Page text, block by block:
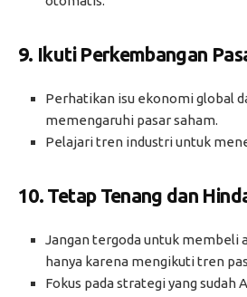
9. Ikuti Perkembangan
Perhatikan isu ekonomi global
memengaruhi pasar saham.
Pelajari tren industri untuk
10. Tetap Tenang dan
Jangan tergoda untuk membeli
hanya karena mengikuti tren
Fokus pada strategi yang sudah